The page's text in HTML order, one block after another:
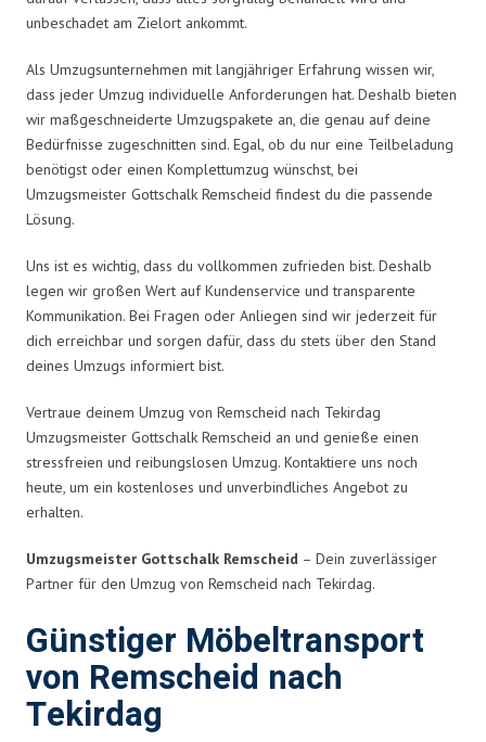
unbeschadet am Zielort ankommt.
Als Umzugsunternehmen mit langjähriger Erfahrung wissen wir,
dass jeder Umzug individuelle Anforderungen hat. Deshalb bieten
wir maßgeschneiderte Umzugspakete an, die genau auf deine
Bedürfnisse zugeschnitten sind. Egal, ob du nur eine Teilbeladung
benötigst oder einen Komplettumzug wünschst, bei
Umzugsmeister Gottschalk Remscheid findest du die passende
Lösung.
Uns ist es wichtig, dass du vollkommen zufrieden bist. Deshalb
legen wir großen Wert auf Kundenservice und transparente
Kommunikation. Bei Fragen oder Anliegen sind wir jederzeit für
dich erreichbar und sorgen dafür, dass du stets über den Stand
deines Umzugs informiert bist.
Vertraue deinem Umzug von Remscheid nach Tekirdag
Umzugsmeister Gottschalk Remscheid an und genieße einen
stressfreien und reibungslosen Umzug. Kontaktiere uns noch
heute, um ein kostenloses und unverbindliches Angebot zu
erhalten.
Umzugsmeister Gottschalk Remscheid – Dein zuverlässiger
Partner für den Umzug von Remscheid nach Tekirdag.
Günstiger Möbeltransport
von Remscheid nach
Tekirdag